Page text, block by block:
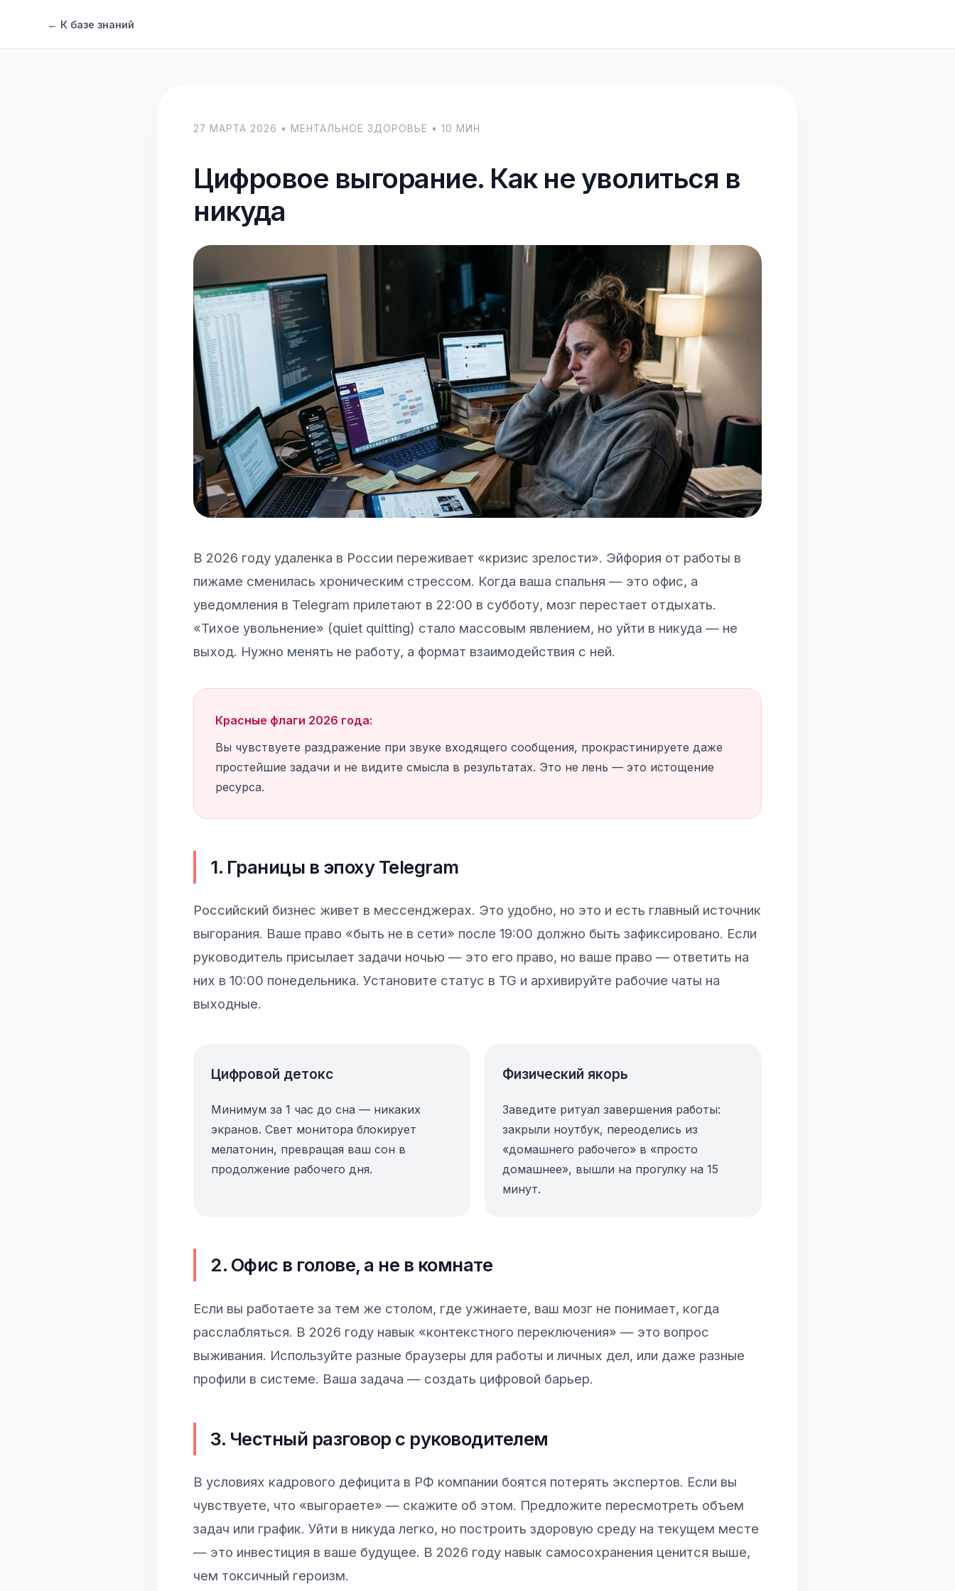
← К базе знаний
27 МАРТА 2026 • МЕНТАЛЬНОЕ ЗДОРОВЬЕ • 10 МИН
Цифровое выгорание. Как не уволиться в
никуда
В 2026 году удаленка в России переживает «кризис зрелости». Эйфория от работы в
пижаме сменилась хроническим стрессом. Когда ваша спальня — это офис, а
уведомления в Telegram прилетают в 22:00 в субботу, мозг перестает отдыхать.
«Тихое увольнение» (quiet quitting) стало массовым явлением, но уйти в никуда — не
выход. Нужно менять не работу, а формат взаимодействия с ней.
Красные флаги 2026 года:
Вы чувствуете раздражение при звуке входящего сообщения, прокрастинируете даже
простейшие задачи и не видите смысла в результатах. Это не лень — это истощение
ресурса.
1. Границы в эпоху Telegram
Российский бизнес живет в мессенджерах. Это удобно, но это и есть главный источник
выгорания. Ваше право «быть не в сети» после 19:00 должно быть зафиксировано. Если
руководитель присылает задачи ночью — это его право, но ваше право — ответить на
них в 10:00 понедельника. Установите статус в TG и архивируйте рабочие чаты на
выходные.
Цифровой детокс
Минимум за 1 час до сна — никаких
экранов. Свет монитора блокирует
мелатонин, превращая ваш сон в
продолжение рабочего дня.
Физический якорь
Заведите ритуал завершения работы:
закрыли ноутбук, переоделись из
«домашнего рабочего» в «просто
домашнее», вышли на прогулку на 15
минут.
2. Офис в голове, а не в комнате
Если вы работаете за тем же столом, где ужинаете, ваш мозг не понимает, когда
расслабляться. В 2026 году навык «контекстного переключения» — это вопрос
выживания. Используйте разные браузеры для работы и личных дел, или даже разные
профили в системе. Ваша задача — создать цифровой барьер.
3. Честный разговор с руководителем
В условиях кадрового дефицита в РФ компании боятся потерять экспертов. Если вы
чувствуете, что «выгораете» — скажите об этом. Предложите пересмотреть объем
задач или график. Уйти в никуда легко, но построить здоровую среду на текущем месте
— это инвестиция в ваше будущее. В 2026 году навык самосохранения ценится выше,
чем токсичный героизм.